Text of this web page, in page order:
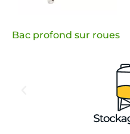
Bac profond sur roues